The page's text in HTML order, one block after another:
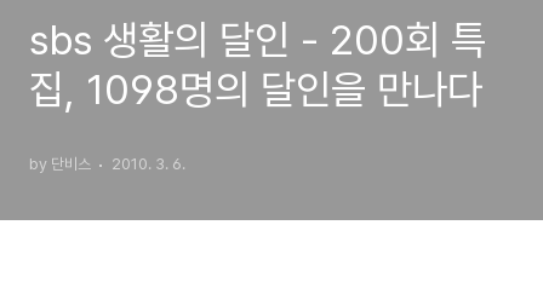
sbs 생활의 달인 - 200회 특
집, 1098명의 달인을 만나다
by 단비스 2010. 3. 6.